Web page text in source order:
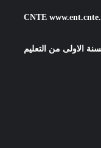
الاولى من التعليم